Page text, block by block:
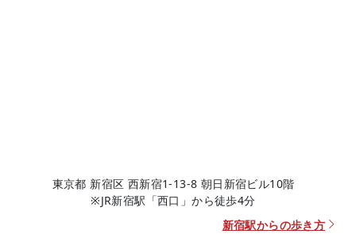
東京都 新宿区 西新宿1-13-8 朝日新宿ビル10階
※JR新宿駅「西口」から徒歩4分
新宿駅からの歩き方